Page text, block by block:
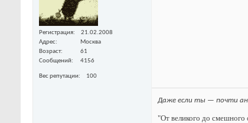
Регистрация
21.02.2008
Адрес
Москва
Возраст
61
Сообщений
4156
Вес репутации 100
Даже если ты — почти
"От великого до смешного